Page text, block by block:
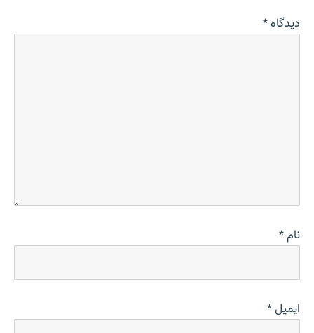
دیدگاه*
نام*
ایمیل*